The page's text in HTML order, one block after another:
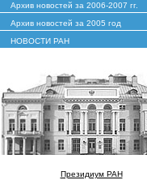
Архив новостей за 2006-2007 гг.
Архив новостей за 2005 год
НОВОСТИ РАН
Президиум РАН